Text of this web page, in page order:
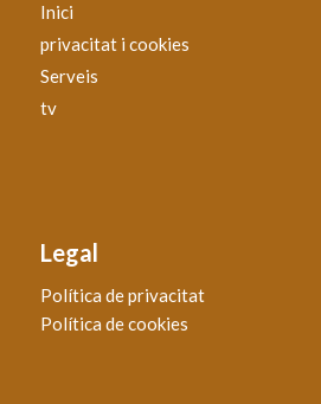
Inici
privacitat i cookies
Serveis
tv
Legal
Política de privacitat
Política de cookies